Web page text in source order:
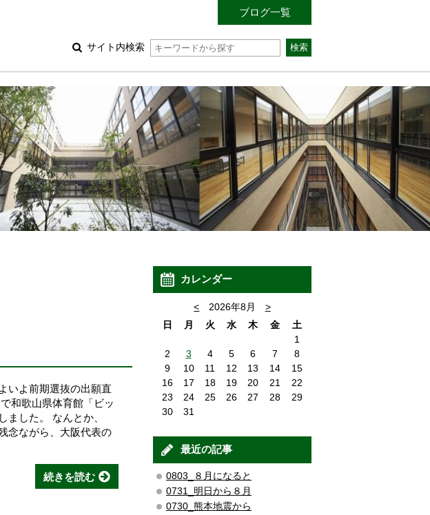
ブログ一覧
サイト内検索
いよ前期選抜の出願直
和歌山県体育館「ビッ
した。 なんとか、
念ながら、大阪代表の
続きを読む
カレンダー
< 2026年8月
>
日
月 火 水 木 金
土
1
2
3 4 5 6 7
8
9
10 11 12 13 14
15
16
17 18 19 20 21
22
23
24 25 26 27 28
29
30
31
最近の記事
0803_８月になると
0731_明日から８月
0730_熊本地震から